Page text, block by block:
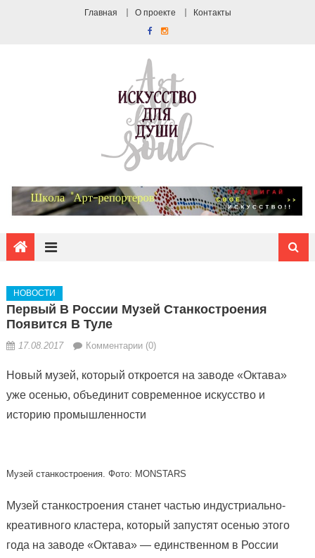
Главная О проекте Контакты
НОВОСТИ
Первый В России Музей Станкостроения
Появится В Туле
17.08.2017 Комментарии (0)
Новый музей, который откроется на заводе «Октава»
уже осенью, объединит современное искусство и
историю промышленности
Музей cтанкостроения. Фото: MONSTARS
Музей станкостроения станет частью индустриально-
креативного кластера, который запустят осенью этого
года на заводе «Октава» — единственном в России